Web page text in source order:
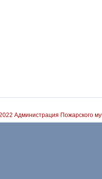
Администрация Пожарского